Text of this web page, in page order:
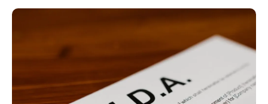
Výkazy pro úřady
Katalog doplňků
Jak se vyznat ve fakturaci
Blog
Šablona pro plátce DPH
Šablona pro neplátce DPH